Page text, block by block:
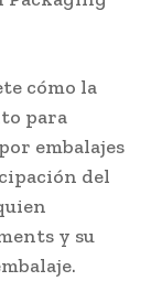
cómo la
para
embalajes
del
y su